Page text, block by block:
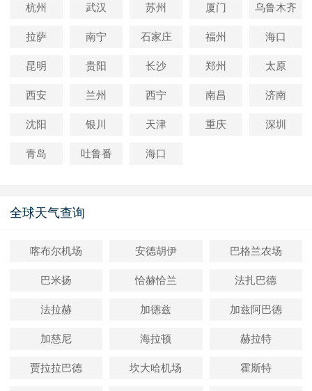
杭州 武汉 苏州 厦门 乌鲁木齐
拉萨 南宁 石家庄 福州 海口
昆明 贵阳 长沙 郑州 太原
西安 兰州 西宁 南昌 济南
沈阳 银川 天津 重庆 深圳
青岛 吐鲁番 海口
全球天气查询
喀布尔机场 安德胡伊 巴格兰农场
巴米扬 恰赫恰兰 法扎巴德
法拉赫 加德兹 加兹阿巴德
加慈尼 海拉顿 赫拉特
贾拉拉巴德 坎大哈机场 霍斯特